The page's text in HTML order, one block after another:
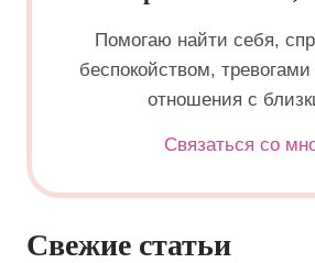
Помогаю найти себя,
беспокойством,
отношения с
Связаться со
Свежие статьи